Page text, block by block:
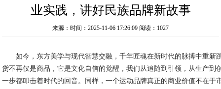
业实践，讲好民族品牌新故事
来源：时间：2025-11-06 17:26:09 阅读：1027
如今，东方美学与现代智慧交融，千年匠魂在新时代的脉搏中重新
货不再仅是商品，它是文化自信的觉醒，我们从追随到引领，从生产到
一步都叩击着时代的回音。同样，一个运动品牌真正的商业价值不在于